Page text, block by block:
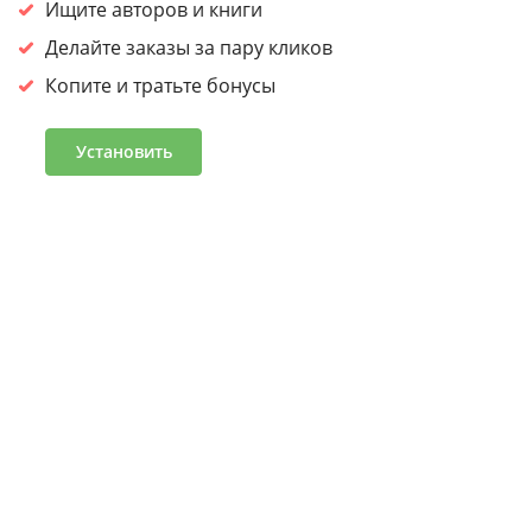
30% на первый заказ
Принять
Ищите авторов и книги
Делайте заказы за пару кликов
Копите и тратьте бонусы
Установить